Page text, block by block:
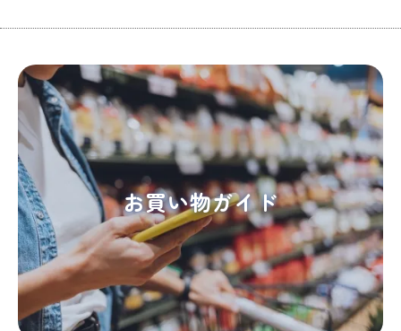
お買い物ガイド